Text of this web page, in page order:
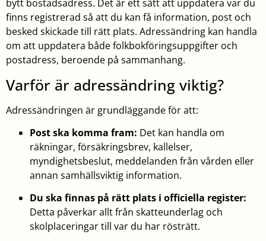
bytt bostadsadress. Det är ett sätt att uppdatera var du
finns registrerad så att du kan få information, post och
besked skickade till rätt plats. Adressändring kan handla
om att uppdatera både folkbokföringsuppgifter och
postadress, beroende på sammanhang.
Varför är adressändring viktig?
Adressändringen är grundläggande för att:
Post ska komma fram: Det kan handla om
räkningar, försäkringsbrev, kallelser,
myndighetsbeslut, meddelanden från vården eller
annan samhällsviktig information.
Du ska finnas på rätt plats i officiella register:
Detta påverkar allt från skatteunderlag och
skolplaceringar till var du har rösträtt.